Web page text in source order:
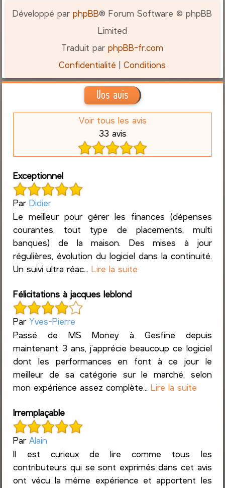
Développé parphpBB® Forum Software © phpBB
Limited
Traduit parphpBB-fr.com
Confidentialité |Conditions
Vos avis
Voir tous les avis
33 avis
Exceptionnel
ParDidier
Le meilleur pour gérer les finances (dépenses
courantes, tout type de placements, multi
banques) de la maison. Des mises à jour
régulières, évolution du logiciel dans la continuité.
Un suivi ultra réac...Lire la suite
Félicitations à jacques leblond
ParYves-Pierre
Passé de MS Money à Gesfine depuis
maintenant 3 ans, j’apprécie beaucoup ce logiciel
dont les performances en font à ce jour le
meilleur de sa catégorie sur le marché, selon
mon expérience assez complète...Lire la suite
Irremplaçable
ParAlain
Il est curieux de lire comme tous les
contributeurs qui se sont exprimés dans cet avis
ont vécu la même expérience et apportent les